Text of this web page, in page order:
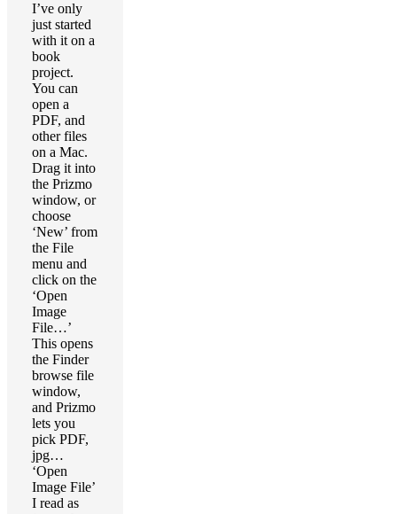
I’ve only
just started
with it on a
book
project.
You can
open a
PDF, and
other files
on a Mac.
Drag it into
the Prizmo
window, or
choose
‘New’ from
the File
menu and
click on the
‘Open
Image
File…’
This opens
the Finder
browse file
window,
and Prizmo
lets you
pick PDF,
jpg…
‘Open
Image File’
I read as